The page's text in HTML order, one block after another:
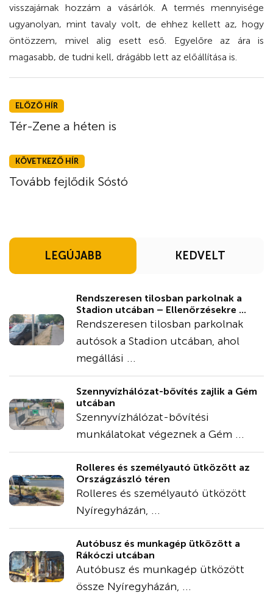
visszajárnak hozzám a vásárlók. A termés mennyisége
ugyanolyan, mint tavaly volt, de ehhez kellett az, hogy
öntözzem, mivel alig esett eső. Egyelőre az ára is
magasabb, de tudni kell, drágább lett az előállítása is.
ELŐZŐ HÍR
Tér-Zene a héten is
KÖVETKEZŐ HÍR
Tovább fejlődik Sóstó
LEGÚJABB KEDVELT
Rendszeresen tilosban parkolnak a
Stadion utcában – Ellenőrzésekre ...
Rendszeresen tilosban parkolnak
autósok a Stadion utcában, ahol
megállási ...
Szennyvízhálózat-bővítés zajlik a Gém
utcában
Szennyvízhálózat-bővítési
munkálatokat végeznek a Gém ...
Rolleres és személyautó ütközött az
Országzászló téren
Rolleres és személyautó ütközött
Nyíregyházán, ...
Autóbusz és munkagép ütközött a
Rákóczi utcában
Autóbusz és munkagép ütközött
össze Nyíregyházán, ...